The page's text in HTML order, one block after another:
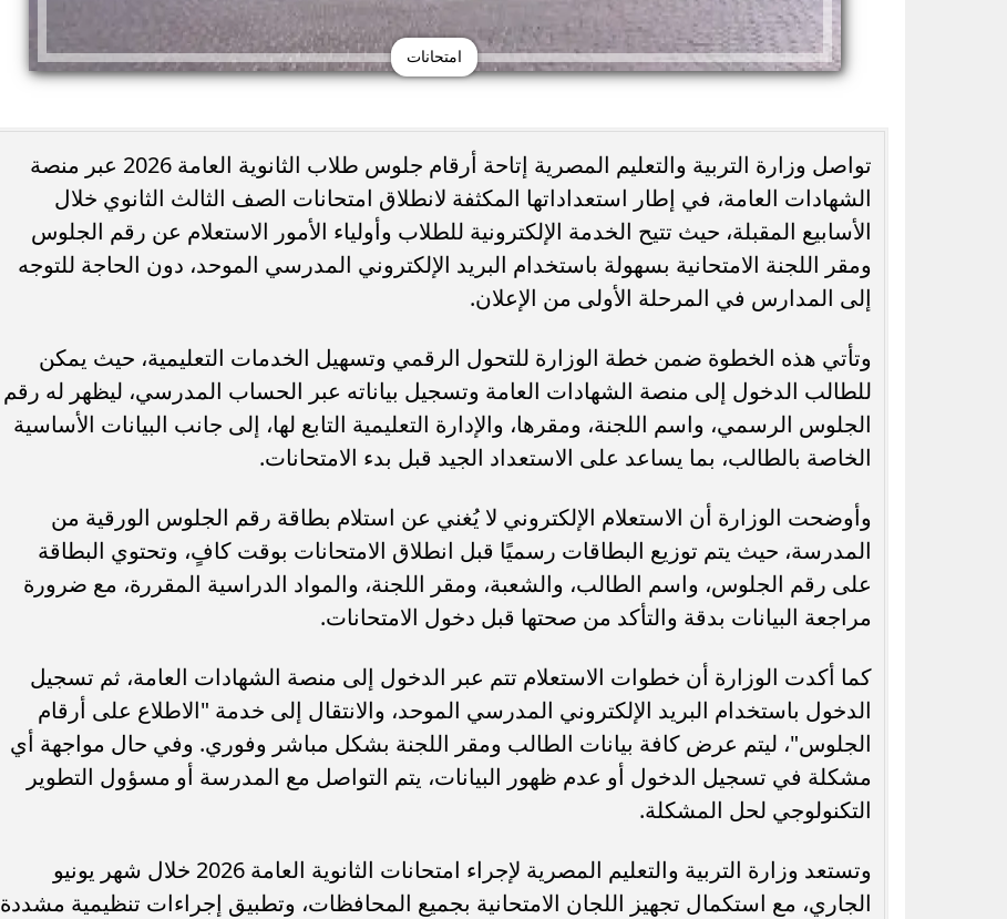
امتحانات
تواصل وزارة التربية والتعليم المصرية إتاحة أرقام جلوس طلاب الثانوية العامة 2026 عبر منصة
الشهادات العامة، في إطار استعداداتها المكثفة لانطلاق امتحانات الصف الثالث الثانوي خلال
الأسابيع المقبلة، حيث تتيح الخدمة الإلكترونية للطلاب وأولياء الأمور الاستعلام عن رقم الجلوس
ومقر اللجنة الامتحانية بسهولة باستخدام البريد الإلكتروني المدرسي الموحد، دون الحاجة للتوجه
إلى المدارس في المرحلة الأولى من الإعلان.
وتأتي هذه الخطوة ضمن خطة الوزارة للتحول الرقمي وتسهيل الخدمات التعليمية، حيث يمكن
للطالب الدخول إلى منصة الشهادات العامة وتسجيل بياناته عبر الحساب المدرسي، ليظهر له رقم
الجلوس الرسمي، واسم اللجنة، ومقرها، والإدارة التعليمية التابع لها، إلى جانب البيانات الأساسية
الخاصة بالطالب، بما يساعد على الاستعداد الجيد قبل بدء الامتحانات.
وأوضحت الوزارة أن الاستعلام الإلكتروني لا يُغني عن استلام بطاقة رقم الجلوس الورقية من
المدرسة، حيث يتم توزيع البطاقات رسميًا قبل انطلاق الامتحانات بوقت كافٍ، وتحتوي البطاقة
على رقم الجلوس، واسم الطالب، والشعبة، ومقر اللجنة، والمواد الدراسية المقررة، مع ضرورة
مراجعة البيانات بدقة والتأكد من صحتها قبل دخول الامتحانات.
كما أكدت الوزارة أن خطوات الاستعلام تتم عبر الدخول إلى منصة الشهادات العامة، ثم تسجيل
الدخول باستخدام البريد الإلكتروني المدرسي الموحد، والانتقال إلى خدمة "الاطلاع على أرقام
الجلوس"، ليتم عرض كافة بيانات الطالب ومقر اللجنة بشكل مباشر وفوري. وفي حال مواجهة أي
مشكلة في تسجيل الدخول أو عدم ظهور البيانات، يتم التواصل مع المدرسة أو مسؤول التطوير
التكنولوجي لحل المشكلة.
وتستعد وزارة التربية والتعليم المصرية لإجراء امتحانات الثانوية العامة 2026 خلال شهر يونيو
الجاري، مع استكمال تجهيز اللجان الامتحانية بجميع المحافظات، وتطبيق إجراءات تنظيمية مشددة
رسميًا.. جدول امتحانات الشهادة الإعدادية
الدور الثاني بالقاهرة 2026
عاجل.. ظهرت معه في الكليب الأخير.. موديل
شابة تدخل حياة مطرب شهير
أزمة كارنيهات تشعل الجدل بين نقابة